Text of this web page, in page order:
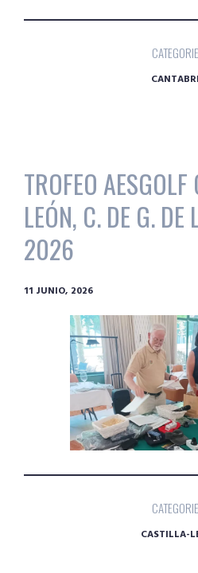
TROFEO
LEÓN, C. DE G. DE
2026
11 JUNIO, 2026
CASTILLA-